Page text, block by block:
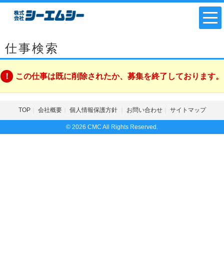
仕事検索
この仕事は既に削除されたか、募集を終了しております。
TOP 会社概要 個人情報保護方針 お問い合わせ サイトマップ
© 2026 CMC All Rights Reserved.